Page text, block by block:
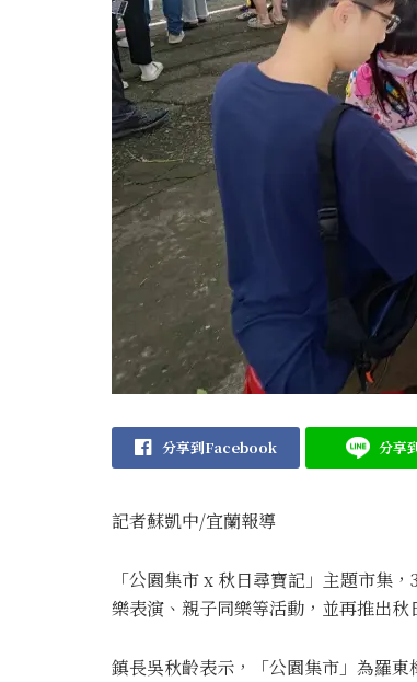
分享到Facebook 分享
記者蘇凱中/宜蘭報導
「公園集市 x 秋日尋寶記」主題市集
樂表演、親子同樂等活動，並再推出
鎮長吳秋齡表示，「公園集市」為羅